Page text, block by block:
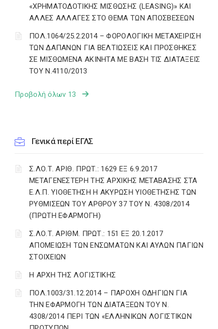
«ΧΡΗΜΑΤΟΔΟΤΙΚΗΣ ΜΙΣΘΩΣΗΣ (LEASING)» ΚΑΙ
ΑΛΛΕΣ ΑΛΛΑΓΕΣ ΣΤΟ ΘΕΜΑ ΤΩΝ ΑΠΟΣΒΕΣΕΩΝ
ΠΟΛ.1064/25.2.2014 – ΦΟΡΟΛΟΓΙΚΗ ΜΕΤΑΧΕΙΡΙΣΗ
ΤΩΝ ΔΑΠΑΝΩΝ ΓΙΑ ΒΕΛΤΙΩΣΕΙΣ ΚΑΙ ΠΡΟΣΘΗΚΕΣ
ΣΕ ΜΙΣΘΩΜΕΝΑ ΑΚΙΝΗΤΑ ΜΕ ΒΑΣΗ ΤΙΣ ΔΙΑΤΑΞΕΙΣ
ΤΟΥ Ν.4110/2013
Προβολή όλων 13
Γενικά περί ΕΓΛΣ
Σ.ΛΟ.Τ. ΑΡΙΘ. ΠΡΩΤ.: 1629 ΕΞ 6.9.2017
ΜΕΤΑΓΕΝΕΣΤΕΡΗ ΤΗΣ ΑΡΧΙΚΗΣ ΜΕΤΑΒΑΣΗΣ ΣΤΑ
Ε.Λ.Π. ΥΙΟΘΕΤΗΣΗ Η ΑΚΥΡΩΣΗ ΥΙΟΘΕΤΗΣΗΣ ΤΩΝ
ΡΥΘΜΙΣΕΩΝ ΤΟΥ ΑΡΘΡΟΥ 37 ΤΟΥ Ν. 4308/2014
(ΠΡΩΤΗ ΕΦΑΡΜΟΓΗ)
Σ.ΛΟ.Τ. ΑΡΙΘΜ. ΠΡΩΤ.: 151 ΕΞ 20.1.2017
AΠΟΜΕΙΩΣΗ ΤΩΝ ΕΝΣΩΜΑΤΩΝ ΚΑΙ ΑΥΛΩΝ ΠΑΓΙΩΝ
ΣΤΟΙΧΕΙΩΝ
Η ΑΡΧΗ ΤΗΣ ΛΟΓΙΣΤΙΚΗΣ
ΠΟΛ.1003/31.12.2014 – ΠΑΡΟΧΗ ΟΔΗΓΙΩΝ ΓΙΑ
ΤΗΝ ΕΦΑΡΜΟΓΗ ΤΩΝ ΔΙΑΤΑΞΕΩΝ ΤΟΥ Ν.
4308/2014 ΠΕΡΙ ΤΩΝ «ΕΛΛΗΝΙΚΩΝ ΛΟΓΙΣΤΙΚΩΝ